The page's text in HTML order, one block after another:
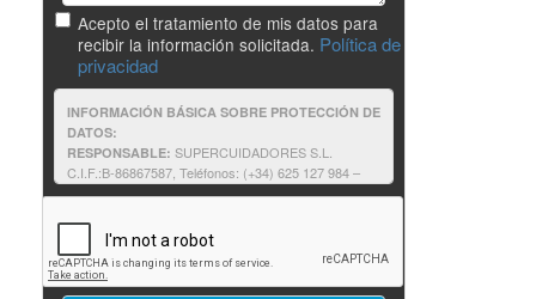
Acepto el tratamiento de mis datos para
recibir la información solicitada. Política de
privacidad
INFORMACIÓN BÁSICA SOBRE PROTECCIÓN DE
DATOS:
RESPONSABLE: SUPERCUIDADORES S.L.
C.I.F.:B-86867587, Teléfonos: (+34) 625 127 984 –
su solicitud de información, así como proporcionarle
cualquier otra relacionada que pudiera resultar de su
interés relativa a formación impartida por
SUPERCUIDADORES.